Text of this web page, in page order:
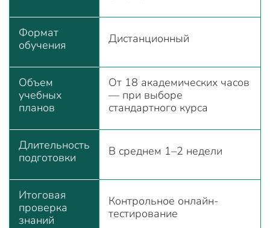
Формат
обучения
Дистанционный
Объем
учебных
планов
От 18 академических часов
— при выборе
стандартного курса
Длительность
подготовки
В среднем 1–2 недели
Итоговая
проверка
знаний
Контрольное онлайн-
тестирование